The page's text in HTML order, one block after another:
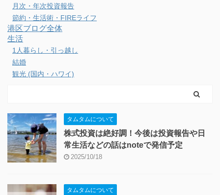
月次・年次投資報告
節約・生活術・FIREライフ
港区ブログ全体
生活
1人暮らし・引っ越し
結婚
観光 (国内・ハワイ)
タムタムについて
株式投資は絶好調！今後は投資報告や日
常生活などの話はnoteで発信予定
2025/10/18
タムタムについて